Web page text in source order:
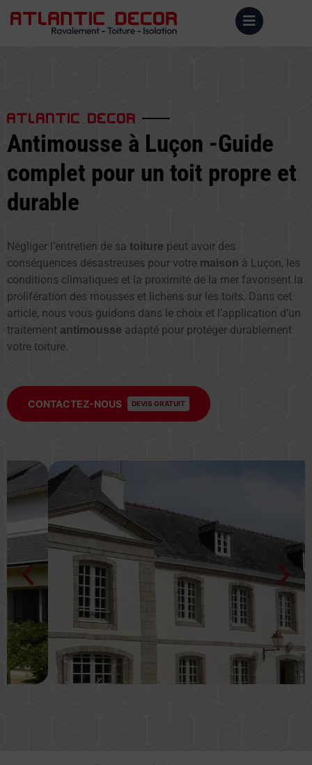
ATLANTIC DECOR
Antimousse à Luçon -Guide
complet pour un toit propre et
durable
Négliger l’entretien de sa toiture peut avoir des
conséquences désastreuses pour votre maison à Luçon, les
conditions climatiques et la proximité de la mer favorisent la
prolifération des mousses et lichens sur les toits. Dans cet
article, nous vous guidons dans le choix et l’application d’un
traitement antimousse adapté pour protéger durablement
votre toiture.
CONTACTEZ-NOUS DEVIS GRATUIT